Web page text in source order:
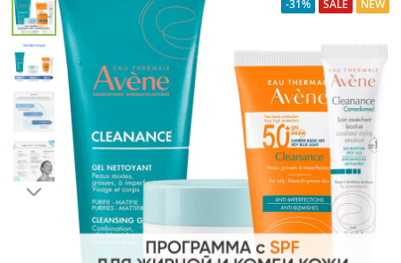
-31% SALE NEW